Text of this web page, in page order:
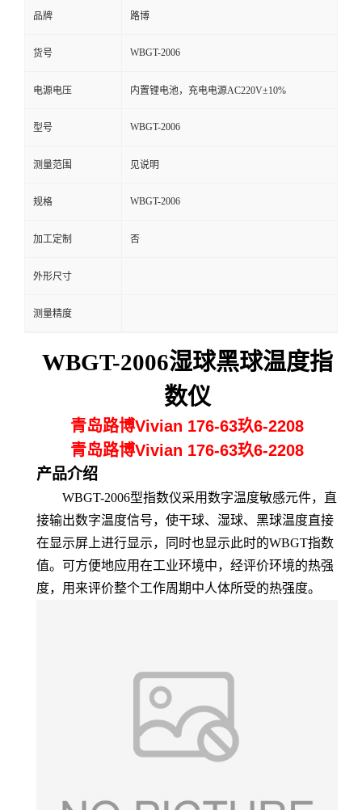
言
品牌 路博
货号 WBGT-2006
电源电压 内置锂电池，充电电源AC220V±10%
型号 WBGT-2006
测量范围 见说明
规格 WBGT-2006
加工定制 否
外形尺寸
测量精度
WBGT-2006湿球黑球温度指
数仪
青岛路博Vivian 176-63玖6-2208
青岛路博Vivian 176-63玖6-2208
产品介绍
WBGT-2006型指数仪采用数字温度敏感元件，直
接输出数字温度信号，使干球、湿球、黑球温度直接
在显示屏上进行显示，同时也显示此时的WBGT指数
值。 可方便地应用在工业环境中，经评价环境的热强
度， 用来评价整个工作周期中人体所受的热强度。